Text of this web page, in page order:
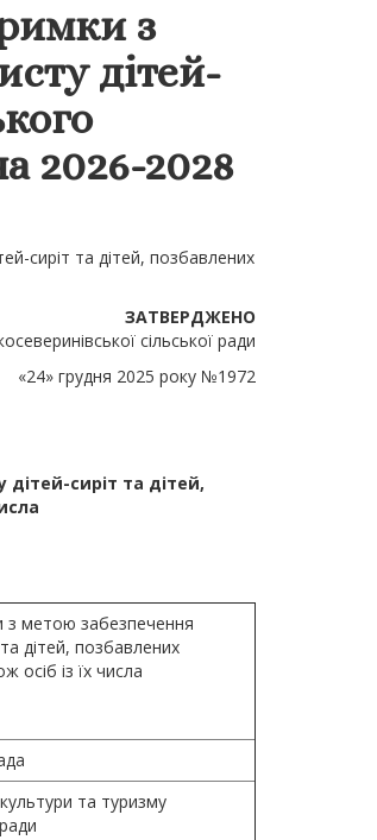
з
дітей-
2026-2028
сиріт та дітей, позбавлених
ЗАТВЕРДЖЕНО
сільської ради
«24» грудня 2025 року №1972
сиріт та дітей,
з метою забезпечення
дітей, позбавлених
осіб із їх числа
та туризму